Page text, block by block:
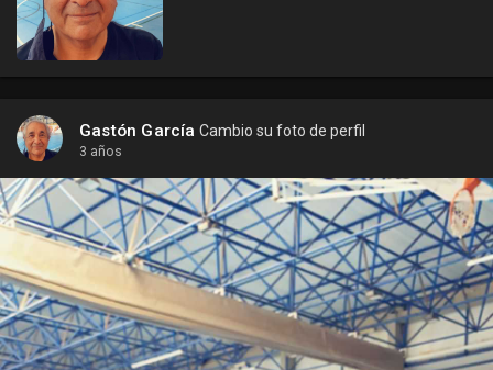
Gastón García Cambio su foto de perfil
3 años